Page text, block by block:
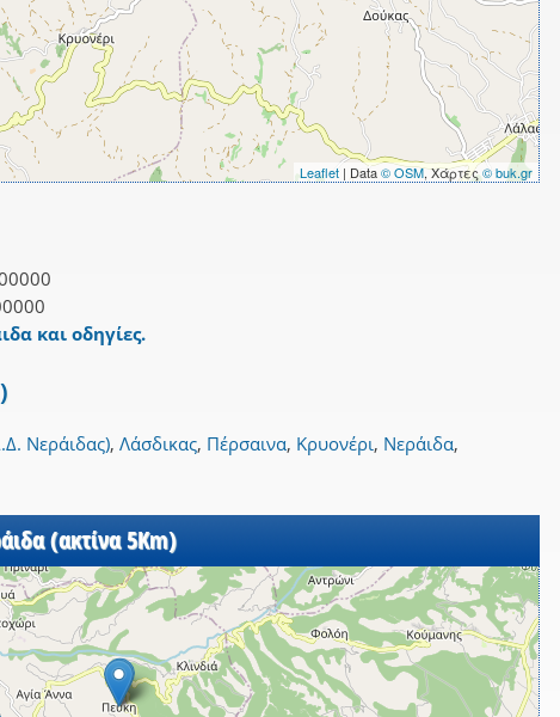
Leaflet| Data© OSM, Χάρτες© buk.gr
και οδηγίες.
Νεράιδας), Λάσδικας, Πέρσαινα, Κρυονέρι, Νεράιδα,
(ακτίνα 5Km)